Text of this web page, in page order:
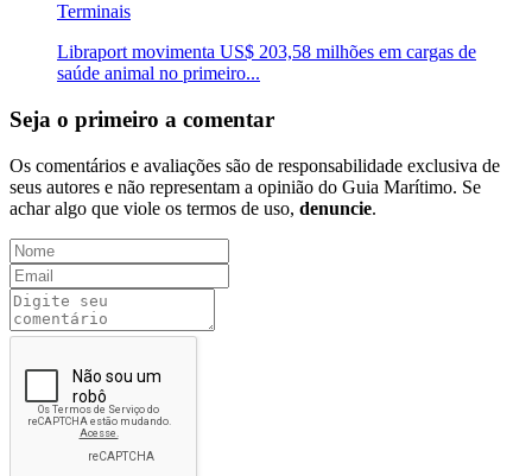
Terminais
Libraport movimenta US$ 203,58 milhões em cargas de
saúde animal no primeiro...
Seja o primeiro a comentar
Os comentários e avaliações são de responsabilidade exclusiva de
seus autores e não representam a opinião do Guia Marítimo. Se
achar algo que viole os termos de uso, denuncie.